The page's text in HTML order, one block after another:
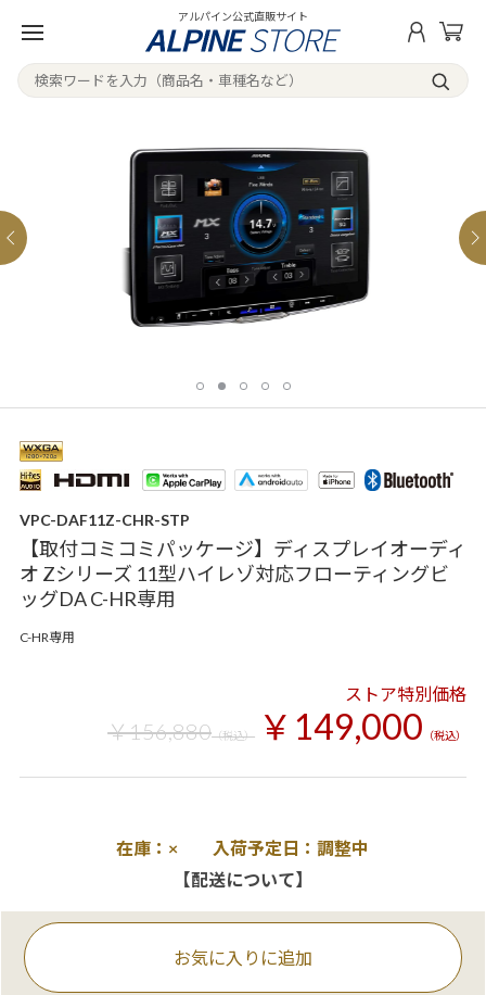
アルパイン公式直販サイト
VPC-DAF11Z-CHR-STP
【取付コミコミパッケージ】ディスプレイオーディ
オ Zシリーズ 11型ハイレゾ対応フローティングビ
ッグDA C-HR専用
C-HR専用
ストア特別価格
￥156,880（税込） ￥149,000 （税込）
在庫：× 入荷予定日：調整中
【配送について】
お気に入りに追加